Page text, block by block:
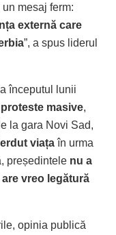
mesaj ferm:
externă care
”, a spus liderul
începutul lunii
masive,
la gara Novi Sad,
viațaîn urma
președintele nu a
vreo legătură
opinia publică